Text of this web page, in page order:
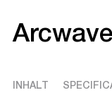
INHALT